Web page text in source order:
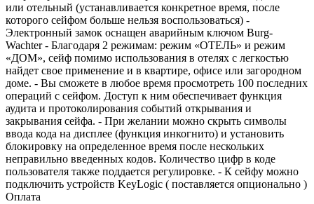
или отельный (устанавливается конкретное время, после
которого сейфом больше нельзя воспользоваться) -
Электронный замок оснащен аварийным ключом Burg-
Wachter - Благодаря 2 режимам: режим «ОТЕЛЬ» и режим
«ДОМ», сейф помимо использования в отелях с легкостью
найдет свое применение и в квартире, офисе или загородном
доме. - Вы сможете в любое время просмотреть 100 последних
операций с сейфом. Доступ к ним обеспечивает функция
аудита и протоколирования событий открывания и
закрывания сейфа. - При желании можно скрыть символы
ввода кода на дисплее (функция инкогнито) и установить
блокировку на определенное время после нескольких
неправильно введенных кодов. Количество цифр в коде
пользователя также поддается регулировке. - К сейфу можно
подключить устройств KeyLogic ( поставляется опционально )
Оплата